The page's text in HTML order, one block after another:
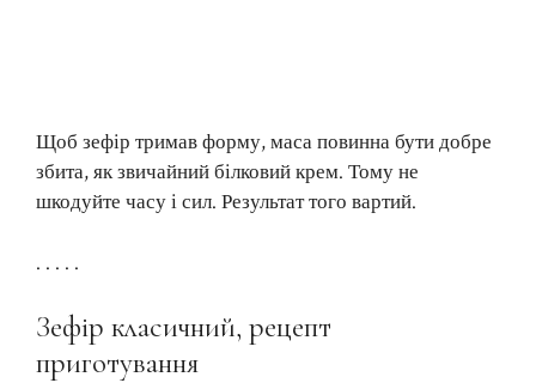
Щоб зефір тримав форму, маса повинна бути добре
збита, як звичайний білковий крем. Тому не
шкодуйте часу і сил. Результат того вартий.
. . . . .
Зефір класичний, рецепт
приготування